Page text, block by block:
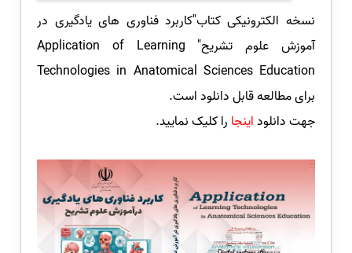
نسخه الکترونیکی کتاب"کاربرد فناوری های یادگیری در
آموزش علوم تشریح" Application of Learning
Technologies in Anatomical Sciences Education
برای مطالعه قابل دانلود است.
جهت دانلوداینجا را کلیک نمایید.